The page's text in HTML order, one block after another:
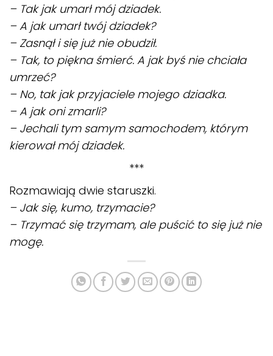
– Tak jak umarł mój dziadek.
– A jak umarł twój dziadek?
– Zasnął i się już nie obudził.
– Tak, to piękna śmierć. A jak byś nie chciała
umrzeć?
– No, tak jak przyjaciele mojego dziadka.
– A jak oni zmarli?
– Jechali tym samym samochodem, którym
kierował mój dziadek.
***
Rozmawiają dwie staruszki.
– Jak się, kumo, trzymacie?
– Trzymać się trzymam, ale puścić to się już nie
mogę.